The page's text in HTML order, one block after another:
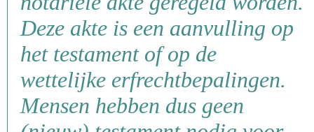
Deze akte is een aanvulling op
het testament of op de
wettelijke erfrechtbepalingen.
Mensen hebben dus geen